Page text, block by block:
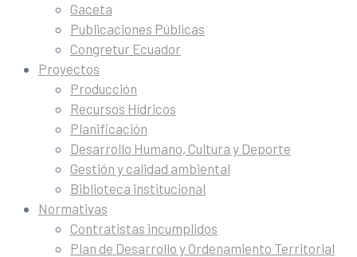
Gaceta
Publicaciones Públicas
Congretur Ecuador
Proyectos
Producción
Recursos Hídricos
Planificación
Desarrollo Humano, Cultura y Deporte
Gestión y calidad ambiental
Biblioteca institucional
Normativas
Contratistas incumplidos
Plan de Desarrollo y Ordenamiento Territorial